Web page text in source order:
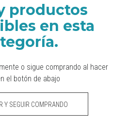
productos
en esta
o sigue comprando al hacer
el botón de abajo
Y SEGUIR COMPRANDO